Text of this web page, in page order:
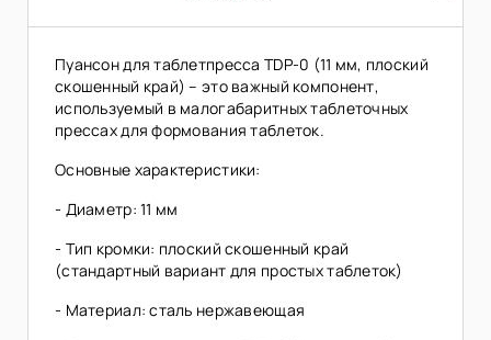
Пуансон для таблетпресса TDP-0 (11 мм, плоский
скошенный край) – это важный компонент,
используемый в малогабаритных таблеточных
прессах для формования таблеток.
Основные характеристики:
- Диаметр: 11 мм
- Тип кромки: плоский скошенный край
(стандартный вариант для простых таблеток)
- Материал: сталь нержавеющая